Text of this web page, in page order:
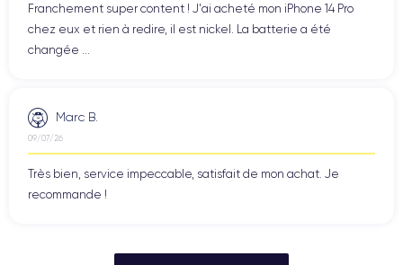
Franchement super content ! J'ai acheté mon iPhone 14 Pro
chez eux et rien à redire, il est nickel. La batterie a été
changée ...
Marc B.
09/07/26
Très bien, service impeccable, satisfait de mon achat. Je
recommande !